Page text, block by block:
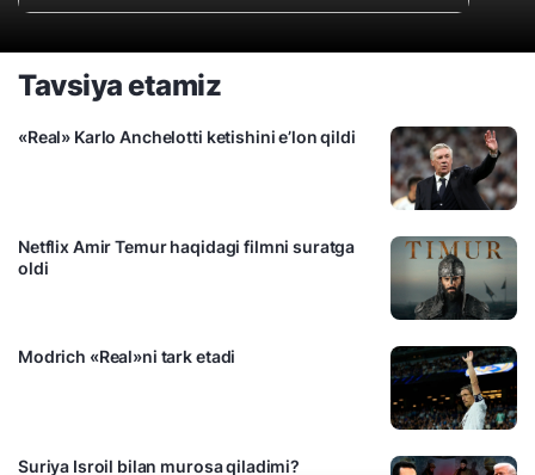
Tavsiya etamiz
«Real» Karlo Anchelotti ketishini e’lon qildi
Netflix Amir Temur haqidagi filmni suratga
oldi
Modrich «Real»ni tark etadi
Suriya Isroil bilan murosa qiladimi?